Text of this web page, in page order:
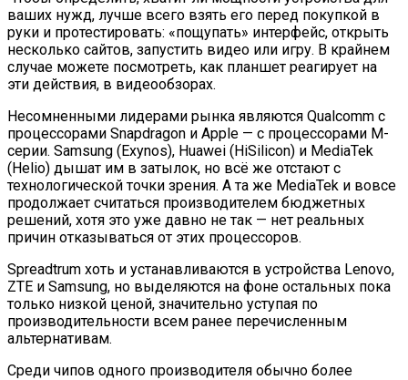
ваших нужд, лучше всего взять его перед покупкой в
руки и протестировать: «пощупать» интерфейс, открыть
несколько сайтов, запустить видео или игру. В крайнем
случае можете посмотреть, как планшет реагирует на
эти действия, в видеообзорах.
Несомненными лидерами рынка являются Qualcomm с
процессорами Snapdragon и Apple — с процессорами M-
серии. Samsung (Exynos), Huawei (HiSilicon) и MediaTek
(Helio) дышат им в затылок, но всё же отстают с
технологической точки зрения. А та же MediaTek и вовсе
продолжает считаться производителем бюджетных
решений, хотя это уже давно не так — нет реальных
причин отказываться от этих процессоров.
Spreadtrum хоть и устанавливаются в устройства Lenovo,
ZTE и Samsung, но выделяются на фоне остальных пока
только низкой ценой, значительно уступая по
производительности всем ранее перечисленным
альтернативам.
Среди чипов одного производителя обычно более